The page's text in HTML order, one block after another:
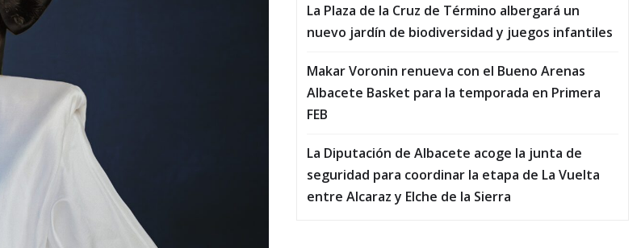
La Plaza de la Cruz de Término albergará un
nuevo jardín de biodiversidad y juegos infantiles
Makar Voronin renueva con el Bueno Arenas
Albacete Basket para la temporada en Primera
FEB
La Diputación de Albacete acoge la junta de
seguridad para coordinar la etapa de La Vuelta
entre Alcaraz y Elche de la Sierra